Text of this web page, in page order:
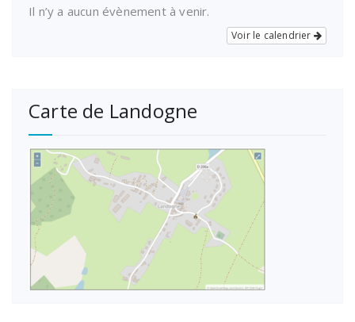
Il n’y a aucun évènement à venir.
Voir le calendrier
Carte de Landogne